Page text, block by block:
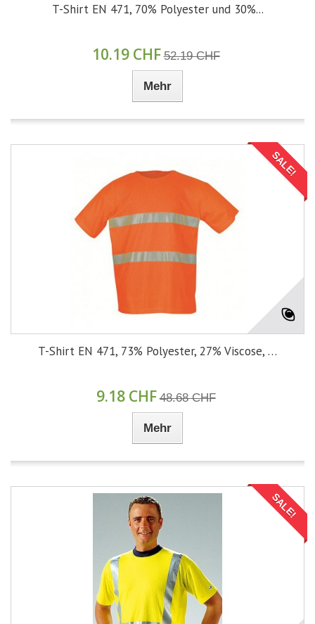
T-Shirt EN 471, 70% Polyester und 30%...
10.19 CHF 52.19 CHF
Mehr
SALE!
T-Shirt EN 471, 73% Polyester, 27% Viscose, …
9.18 CHF 48.68 CHF
Mehr
SALE!